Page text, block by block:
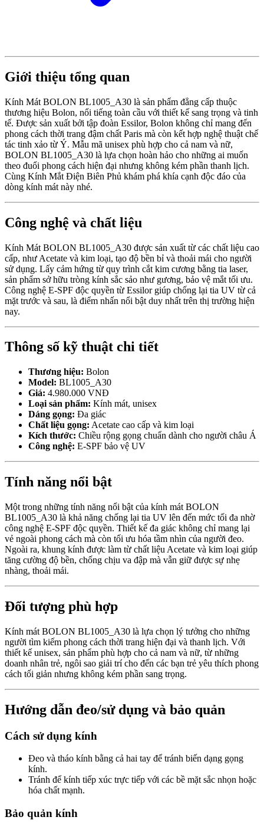
Giới thiệu tổng quan
Kính Mát BOLON BL1005_A30 là sản phẩm đẳng cấp thuộc
thương hiệu Bolon, nổi tiếng toàn cầu với thiết kế sang trọng và tinh
tế. Được sản xuất bởi tập đoàn Essilor, Bolon không chỉ mang đến
phong cách thời trang đậm chất Paris mà còn kết hợp nghệ thuật chế
tác tinh xảo từ Ý. Mẫu mã unisex phù hợp cho cả nam và nữ,
BOLON BL1005_A30 là lựa chọn hoàn hảo cho những ai muốn
theo đuổi phong cách hiện đại nhưng không kém phần thanh lịch.
Cùng Kính Mắt Điện Biên Phủ khám phá khía cạnh độc đáo của
dòng kính mát này nhé.
Công nghệ và chất liệu
Kính Mát BOLON BL1005_A30 được sản xuất từ các chất liệu cao
cấp, như Acetate và kim loại, tạo độ bền bỉ và thoải mái cho người
sử dụng. Lấy cảm hứng từ quy trình cắt kim cương bằng tia laser,
sản phẩm sở hữu tròng kính sắc sảo như gương, bảo vệ mắt tối ưu.
Công nghệ E-SPF độc quyền từ Essilor giúp chống lại tia UV từ cả
mặt trước và sau, là điểm nhấn nổi bật duy nhất trên thị trường hiện
nay.
Thông số kỹ thuật chi tiết
Thương hiệu: Bolon
Model: BL1005_A30
Giá: 4.980.000 VNĐ
Loại sản phẩm: Kính mát, unisex
Dáng gọng: Đa giác
Chất liệu gọng: Acetate cao cấp và kim loại
Kích thước: Chiều rộng gọng chuẩn dành cho người châu Á
Công nghệ: E-SPF bảo vệ UV
Tính năng nổi bật
Một trong những tính năng nổi bật của kính mát BOLON
BL1005_A30 là khả năng chống lại tia UV lên đến mức tối đa nhờ
công nghệ E-SPF độc quyền. Thiết kế đa giác không chỉ mang lại
vẻ ngoài phong cách mà còn tối ưu hóa tầm nhìn của người đeo.
Ngoài ra, khung kính được làm từ chất liệu Acetate và kim loại giúp
tăng cường độ bền, chống chịu va đập mà vẫn giữ được sự nhẹ
nhàng, thoải mái.
Đối tượng phù hợp
Kính mát BOLON BL1005_A30 là lựa chọn lý tưởng cho những
người tìm kiếm phong cách thời trang hiện đại và thanh lịch. Với
thiết kế unisex, sản phẩm phù hợp cho cả nam và nữ, từ những
doanh nhân trẻ, ngôi sao giải trí cho đến các bạn trẻ yêu thích phong
cách tối giản nhưng không kém phần sang trọng.
Hướng dẫn đeo/sử dụng và bảo quản
Cách sử dụng kính
Đeo và tháo kính bằng cả hai tay để tránh biến dạng gọng
kính.
Tránh để kính tiếp xúc trực tiếp với các bề mặt sắc nhọn hoặc
hóa chất mạnh.
Bảo quản kính